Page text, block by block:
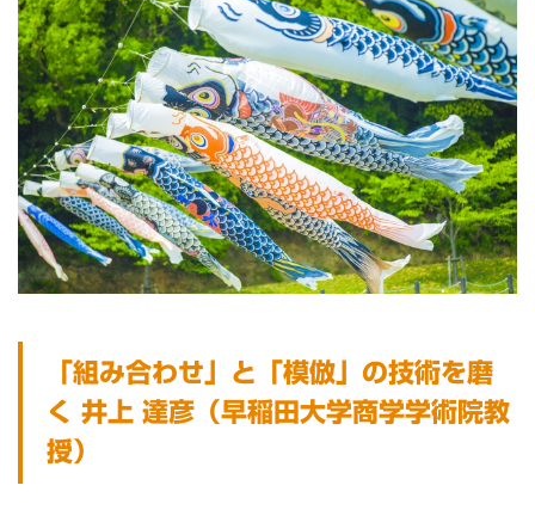
「組み合わせ」と「模倣」の技術を磨
く 井上 達彦（早稲田大学商学学術院教
授）